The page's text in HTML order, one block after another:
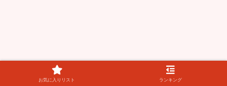
お気に入りリスト ランキング